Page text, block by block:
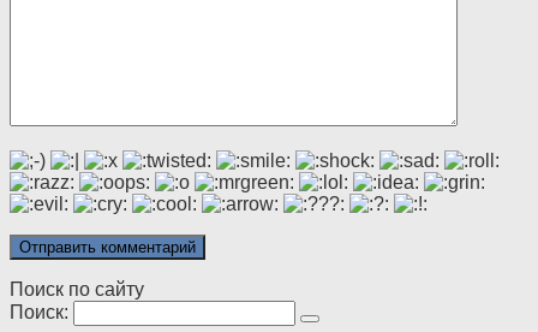
Поиск по сайту
Поиск: